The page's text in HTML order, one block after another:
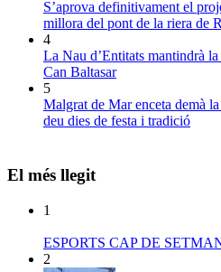
S’aprova definitivament el
millora del pont de la riera de
4
La Nau d’Entitats mantindrà
Can Baltasar
5
Malgrat de Mar enceta demà
deu dies de festa i tradició
El més llegit
1
ESPORTS CAP DE
2